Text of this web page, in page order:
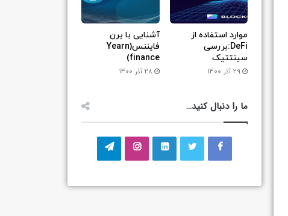
موارد استفاده از
DeFi:بررسی
سینتتیک
29 آذر 1400
آشنایی با یرن
فایننس(Yearn
finance)
28 آذر 1400
ما را دنبال کنید…